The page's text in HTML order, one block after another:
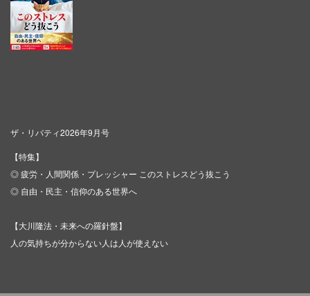
ザ・リバティ2026年9月号
【特集】
◎ 疲労・人間関係・プレッシャー このストレスどう抜こう
◎ 自由・民主・信仰のある世界へ
【大川隆法・未来への羅針盤】
人の気持ちが分からない人は人が使えない